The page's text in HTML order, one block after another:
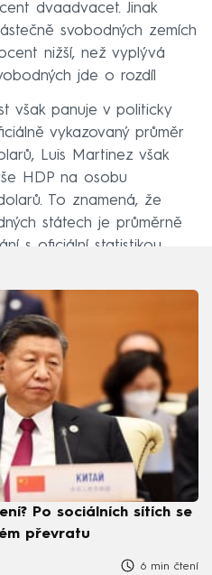
dvaadvacet. Jinak
svobodných zemích
nižší, než vyplývá
jde o rozdíl
však panuje v politicky
vykazovaný průměr
Luis Martinez však
HDP na osobu
To znamená, že
státech je průměrně
s oficiální statistikou.
Po sociálních sítích se
převratu
6 min čtení